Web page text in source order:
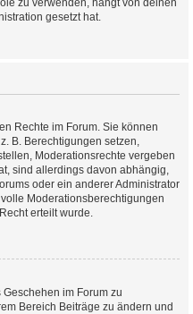
zu verwenden, hängt von deinen
gesetzt hat.
Rechte im Forum. Sie können
B. Berechtigungen setzen,
Moderationsrechte vergeben
sind allerdings davon abhängig,
oder ein anderer Administrator
Moderationsberechtigungen
erteilt wurde.
im Forum zu
Bereich Beiträge zu ändern und